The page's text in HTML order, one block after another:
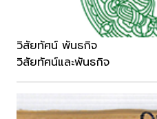
วิสัยทัศน์ พันธกิจ
วิสัยทัศน์และพันธกิจ